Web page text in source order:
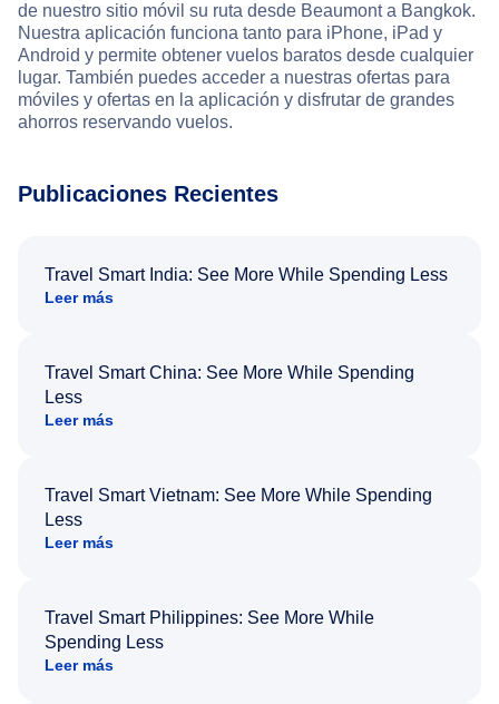
de nuestro sitio móvil su ruta desde Beaumont a Bangkok.
Nuestra aplicación funciona tanto para iPhone, iPad y
Android y permite obtener vuelos baratos desde cualquier
lugar. También puedes acceder a nuestras ofertas para
móviles y ofertas en la aplicación y disfrutar de grandes
ahorros reservando vuelos.
Publicaciones Recientes
Travel Smart India: See More While Spending Less
Leer más
Travel Smart China: See More While Spending
Less
Leer más
Travel Smart Vietnam: See More While Spending
Less
Leer más
Travel Smart Philippines: See More While
Spending Less
Leer más